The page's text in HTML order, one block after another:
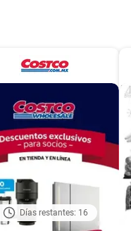
Días restantes: 16